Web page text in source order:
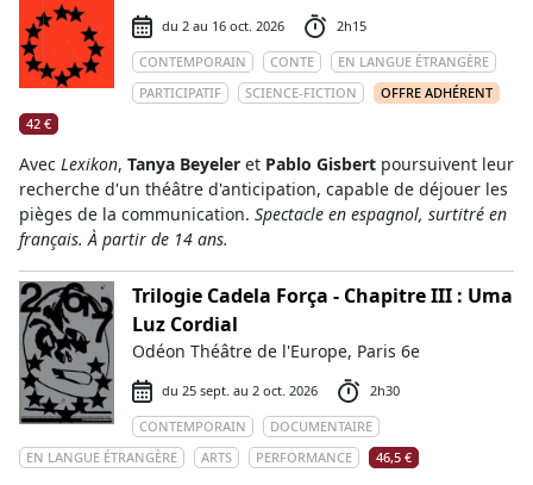
du 2 au 16 oct. 2026
2h15
CONTEMPORAIN
CONTE
EN LANGUE ÉTRANGÈRE
PARTICIPATIF
SCIENCE-FICTION
OFFRE ADHÉRENT
42 €
Avec Lexikon, Tanya Beyeler et Pablo Gisbert poursuivent leur
recherche d'un théâtre d'anticipation, capable de déjouer les
pièges de la communication. Spectacle en espagnol, surtitré en
français. À partir de 14 ans.
Trilogie Cadela Força - Chapitre III : Uma
Luz Cordial
Odéon Théâtre de l'Europe, Paris 6e
du 25 sept. au 2 oct. 2026
2h30
CONTEMPORAIN
DOCUMENTAIRE
EN LANGUE ÉTRANGÈRE
ARTS PERFORMANCE 46,5 €